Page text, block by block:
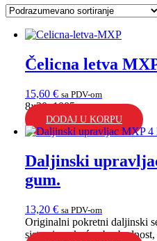
Čelicna letva
15,60 € sa PDV-om
8x30x1005mm...
DODAJ U KORPU
Daljinski
gum.
13,20 € sa PDV-om
Originalni pokretni daljinski
sistemima: kućna bezbednost,